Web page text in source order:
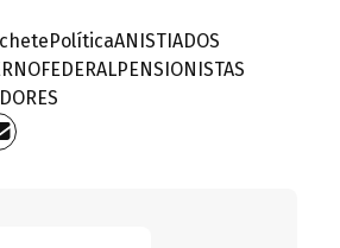
PolíticaANISTIADOS
PENSIONISTAS